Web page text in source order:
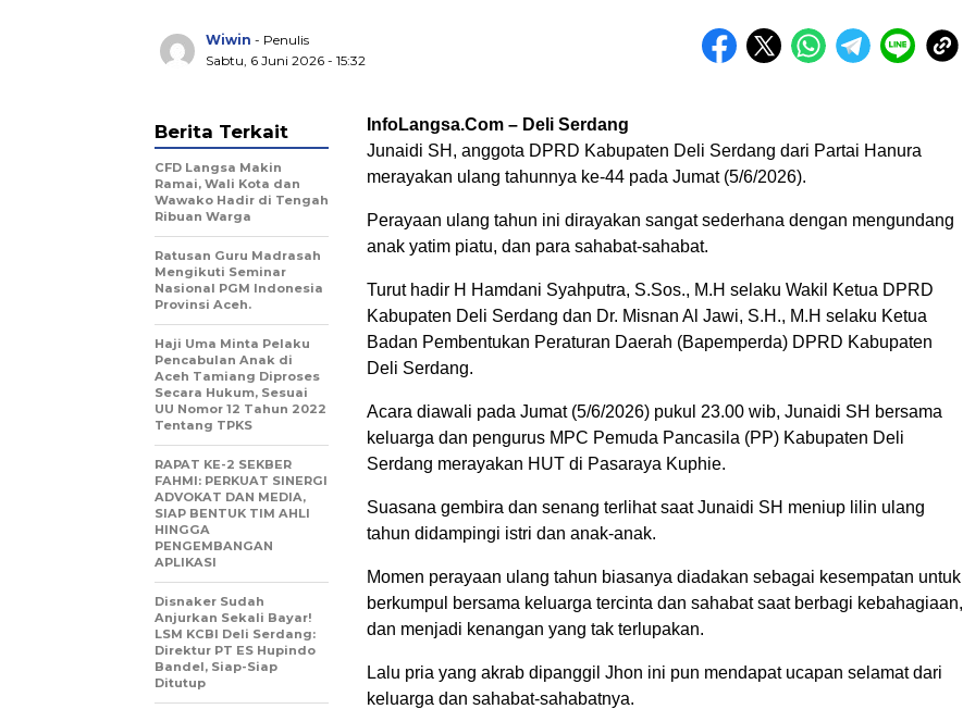
Wiwin - Penulis
Sabtu, 6 Juni 2026 - 15:32
InfoLangsa.Com – Deli Serdang
Junaidi SH, anggota DPRD Kabupaten Deli Serdang dari Partai Hanura
merayakan ulang tahunnya ke-44 pada Jumat (5/6/2026).
Perayaan ulang tahun ini dirayakan sangat sederhana dengan mengundang
anak yatim piatu, dan para sahabat-sahabat.
Turut hadir H Hamdani Syahputra, S.Sos., M.H selaku Wakil Ketua DPRD
Kabupaten Deli Serdang dan Dr. Misnan Al Jawi, S.H., M.H selaku Ketua
Badan Pembentukan Peraturan Daerah (Bapemperda) DPRD Kabupaten
Deli Serdang.
Acara diawali pada Jumat (5/6/2026) pukul 23.00 wib, Junaidi SH bersama
keluarga dan pengurus MPC Pemuda Pancasila (PP) Kabupaten Deli
Serdang merayakan HUT di Pasaraya Kuphie.
Suasana gembira dan senang terlihat saat Junaidi SH meniup lilin ulang
tahun didampingi istri dan anak-anak.
Momen perayaan ulang tahun biasanya diadakan sebagai kesempatan untuk
berkumpul bersama keluarga tercinta dan sahabat saat berbagi kebahagiaan,
dan menjadi kenangan yang tak terlupakan.
Lalu pria yang akrab dipanggil Jhon ini pun mendapat ucapan selamat dari
keluarga dan sahabat-sahabatnya.
Berita Terkait
CFD Langsa Makin
Ramai, Wali Kota dan
Wawako Hadir di Tengah
Ribuan Warga
Ratusan Guru Madrasah
Mengikuti Seminar
Nasional PGM Indonesia
Provinsi Aceh.
Haji Uma Minta Pelaku
Pencabulan Anak di
Aceh Tamiang Diproses
Secara Hukum, Sesuai
UU Nomor 12 Tahun 2022
Tentang TPKS
RAPAT KE-2 SEKBER
FAHMI: PERKUAT SINERGI
ADVOKAT DAN MEDIA,
SIAP BENTUK TIM AHLI
HINGGA
PENGEMBANGAN
APLIKASI
Disnaker Sudah
Anjurkan Sekali Bayar!
LSM KCBI Deli Serdang:
Direktur PT ES Hupindo
Bandel, Siap-Siap
Ditutup